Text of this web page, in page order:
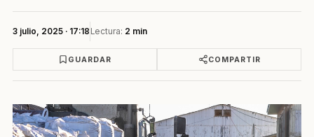
3 julio, 2025 · 17:18 Lectura: 2 min
GUARDAR COMPARTIR